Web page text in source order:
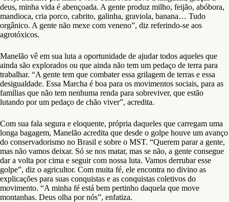
deus, minha vida é abençoada. A gente produz milho, feijão, abóbora,
mandioca, cria porco, cabrito, galinha, graviola, banana… Tudo
orgânico. A gente não mexe com veneno”, diz referindo-se aos
agrotóxicos.
Manelão vê em sua luta a oportunidade de ajudar todos aqueles que
ainda são explorados ou que ainda não tem um pedaço de terra para
trabalhar. “A gente tem que combater essa grilagem de terras e essa
desigualdade. Essa Marcha é boa para os movimentos sociais, para as
famílias que não tem nenhuma renda para sobreviver, que estão
lutando por um pedaço de chão viver”, acredita.
Com sua fala segura e eloquente, própria daqueles que carregam uma
longa bagagem, Manelão acredita que desde o golpe houve um avanço
do conservadorismo no Brasil e sobre o MST. “Querem parar a gente,
mas não vamos deixar. Só se nos matar, mas se não, a gente consegue
dar a volta por cima e seguir com nossa luta. Vamos derrubar esse
golpe”, diz o agricultor. Com muita fé, ele encontra no divino as
explicações para suas conquistas e as conquistas coletivos do
movimento. “A minha fé está bem pertinho daquela que move
montanhas. Deus olha por nós”, enfatiza.